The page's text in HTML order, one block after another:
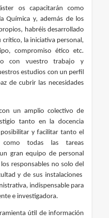
os capacitarán como
Química y, además de los
habréis desarrollado
la iniciativa personal,
compromiso ético etc.
con vuestro trabajo y
estudios con un perfil
de cubrir las necesidades
un amplio colectivo de
tanto en la docencia
y facilitar tanto el
todas las tareas
gran equipo de personal
responsables no solo del
y de sus instalaciones
indispensable para
e investigadora.
útil de información